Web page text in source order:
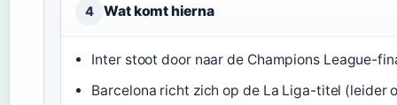
4 Wat komt hierna
Inter stoot door naar de Champions League-
Barcelona richt zich op de La Liga-titel (leider